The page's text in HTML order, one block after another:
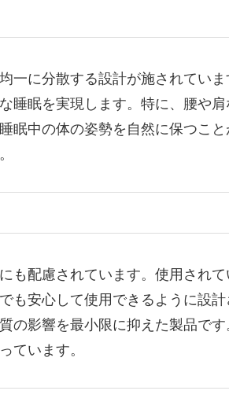
一に分散する設計が施されていま
睡眠を実現します。特に、腰や
眠中の体の姿勢を自然に保つこ
も配慮されています。使用され
も安心して使用できるように設
の影響を最小限に抑えた製品で
ています。